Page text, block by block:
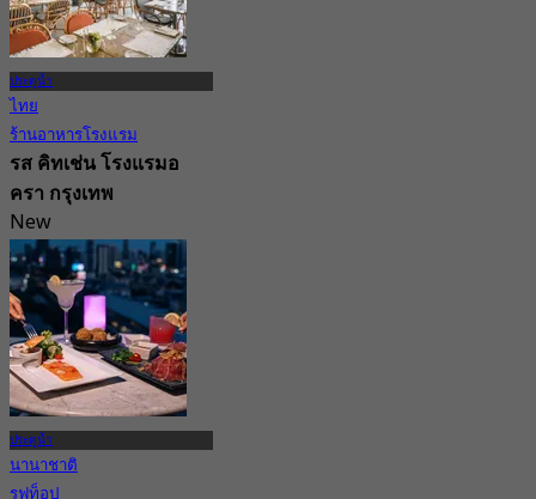
ประตูน้ำ
ไทย
ร้านอาหารโรงแรม
รส คิทเช่น โรงแรมอ
ครา กรุงเทพ
New
จาก฿ 890
ประตูน้ำ
นานาชาติ
รูฟท็อป